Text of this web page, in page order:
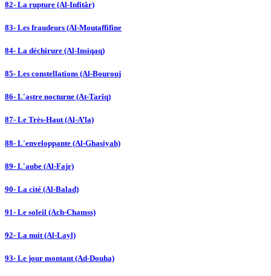
82- La rupture (Al-Infitâr)
83- Les fraudeurs (Al-Moutaffifine
84- La déchirure (Al-Insiqaq)
85- Les constellations (Al-Bourouj
86- L'astre nocturne (At-Tarîq)
87- Le Très-Haut (Al-A’la)
88- L'enveloppante (Al-Ghasiyah)
89- L'aube (Al-Fajr)
90- La cité (Al-Balad)
91- Le soleil (Ach-Chamss)
92- La nuit (Al-Layl)
93- Le jour montant (Ad-Douha)